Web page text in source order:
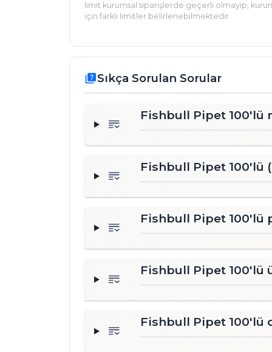
limit kurumsal siparişlerde geçerli olmayıp,
için farklı limitler belirlenebilmektedir.
quizSıkça Sorulan Sorular
Fishbull Pipet 100'lü
Fishbull Pipet 100'lü
Fishbull Pipet 100'lü
Fishbull Pipet 100'lü
Fishbull Pipet